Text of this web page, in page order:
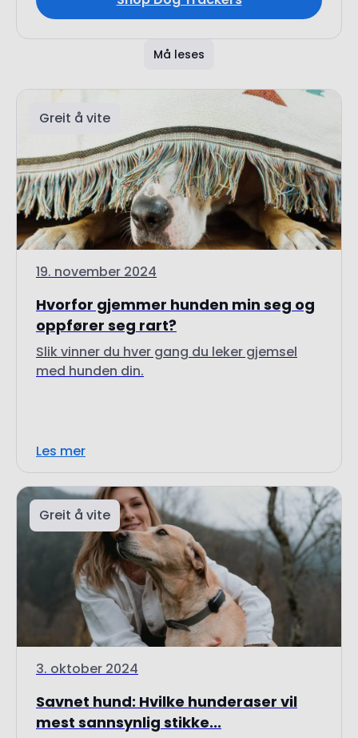
Må leses
Greit å vite
19. november 2024
Hvorfor gjemmer hunden min seg og
oppfører seg rart?
Slik vinner du hver gang du leker gjemsel
med hunden din.
Les mer
Greit å vite
3. oktober 2024
Savnet hund: Hvilke hunderaser vil
mest sannsynlig stikke...